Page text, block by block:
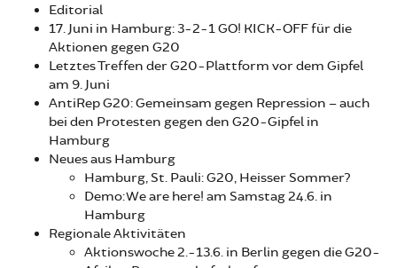
Editorial
17. Juni in Hamburg: 3-2-1 GO! KICK-OFF für die
Aktionen gegen G20
Letztes Treffen der G20-Plattform vor dem Gipfel
am 9. Juni
AntiRep G20: Gemeinsam gegen Repression – auch
bei den Protesten gegen den G20-Gipfel in
Hamburg
Neues aus Hamburg
Hamburg, St. Pauli: G20, Heisser Sommer?
Demo: We are here! am Samstag 24.6. in
Hamburg
Regionale Aktivitäten
Aktionswoche 2.-13.6. in Berlin gegen die G20-